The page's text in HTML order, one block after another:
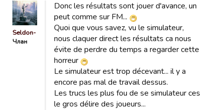
Seldon-
Члан
Donc les résultats sont jouer d'avance, un
peut comme sur FM...
Quoi que vous savez, vu le simulateur,
nous claquer direct les résultats ca nous
évite de perdre du temps a regarder cette
horreur
Le simulateur est trop décevant... il y a
encore pas mal de travail dessus.
Les trucs les plus fou de se simulateur ces
le gros délire des joueurs...